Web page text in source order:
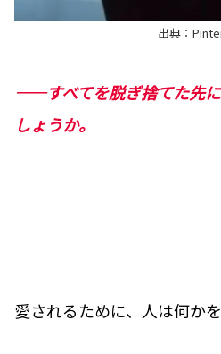
出典：
――すべてを脱ぎ捨てた先
しょうか。
愛されるために、人は何かを